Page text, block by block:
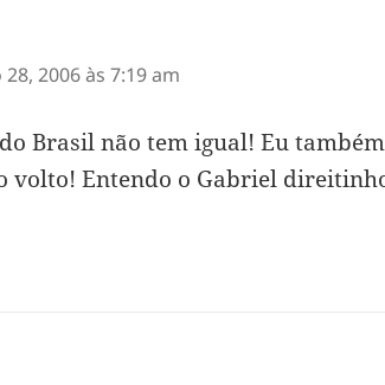
2006 às 7:19 am
Brasil não tem igual! Eu
volto! Entendo o Gabriel